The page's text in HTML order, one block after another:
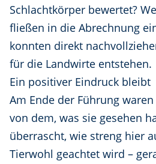
Schlachtkörper bewertet?
fließen in die Abrechnung
konnten direkt
für die Landwirte entstehen.
Ein positiver Eindruck bleibt
Am Ende der Führung
von dem, was sie gesehen
überrascht, wie streng hier
Tierwohl geachtet wird –